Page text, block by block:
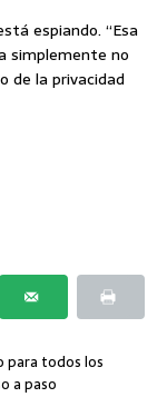
espiando. “Esa
simplemente no
de la privacidad
para todos los
a paso